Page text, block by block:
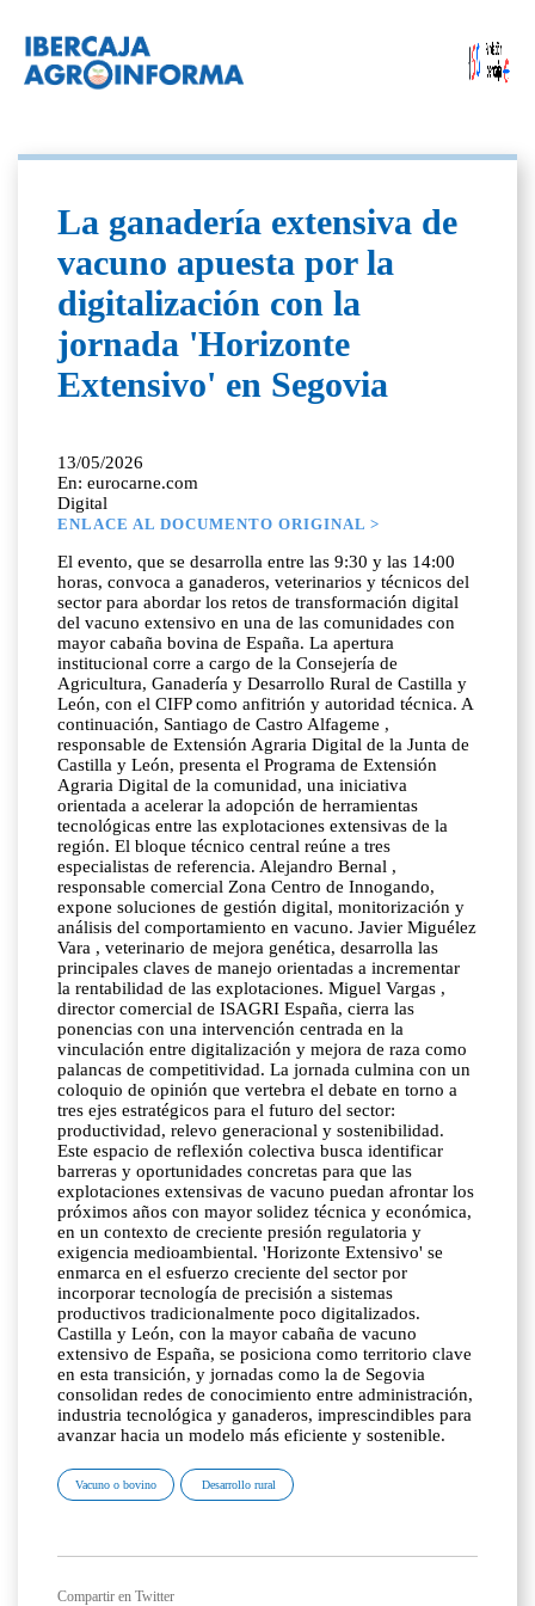
La ganadería extensiva de
vacuno apuesta por la
digitalización con la
jornada 'Horizonte
Extensivo' en Segovia
13/05/2026
En: eurocarne.com
Digital
ENLACE AL DOCUMENTO ORIGINAL >
El evento, que se desarrolla entre las 9:30 y las 14:00
horas, convoca a ganaderos, veterinarios y técnicos del
sector para abordar los retos de transformación digital
del vacuno extensivo en una de las comunidades con
mayor cabaña bovina de España. La apertura
institucional corre a cargo de la Consejería de
Agricultura, Ganadería y Desarrollo Rural de Castilla y
León, con el CIFP como anfitrión y autoridad técnica. A
continuación, Santiago de Castro Alfageme ,
responsable de Extensión Agraria Digital de la Junta de
Castilla y León, presenta el Programa de Extensión
Agraria Digital de la comunidad, una iniciativa
orientada a acelerar la adopción de herramientas
tecnológicas entre las explotaciones extensivas de la
región. El bloque técnico central reúne a tres
especialistas de referencia. Alejandro Bernal ,
responsable comercial Zona Centro de Innogando,
expone soluciones de gestión digital, monitorización y
análisis del comportamiento en vacuno. Javier Miguélez
Vara , veterinario de mejora genética, desarrolla las
principales claves de manejo orientadas a incrementar
la rentabilidad de las explotaciones. Miguel Vargas ,
director comercial de ISAGRI España, cierra las
ponencias con una intervención centrada en la
vinculación entre digitalización y mejora de raza como
palancas de competitividad. La jornada culmina con un
coloquio de opinión que vertebra el debate en torno a
tres ejes estratégicos para el futuro del sector:
productividad, relevo generacional y sostenibilidad.
Este espacio de reflexión colectiva busca identificar
barreras y oportunidades concretas para que las
explotaciones extensivas de vacuno puedan afrontar los
próximos años con mayor solidez técnica y económica,
en un contexto de creciente presión regulatoria y
exigencia medioambiental. 'Horizonte Extensivo' se
enmarca en el esfuerzo creciente del sector por
incorporar tecnología de precisión a sistemas
productivos tradicionalmente poco digitalizados.
Castilla y León, con la mayor cabaña de vacuno
extensivo de España, se posiciona como territorio clave
en esta transición, y jornadas como la de Segovia
consolidan redes de conocimiento entre administración,
industria tecnológica y ganaderos, imprescindibles para
avanzar hacia un modelo más eficiente y sostenible.
Vacuno o bovino Desarrollo rural
Compartir en Twitter